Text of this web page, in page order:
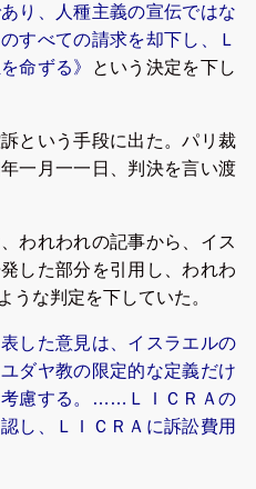
り、人種主義の宣伝ではな
すべての請求を却下し、Ｌ
命ずる》
という決定を下し
という手段に出た。パリ裁
一月一一日、判決を言い渡
われわれの記事から、イス
した部分を引用し、われわ
うな判定を下していた。
した意見は、イスラエルの
ダヤ教の限定的な定義だけ
考慮する。……ＬＩＣＲＡの
し、ＬＩＣＲＡに訴訟費用